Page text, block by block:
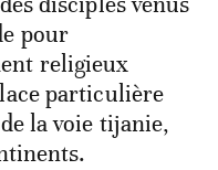
pour
religieux
particulière
la voie tijanie,